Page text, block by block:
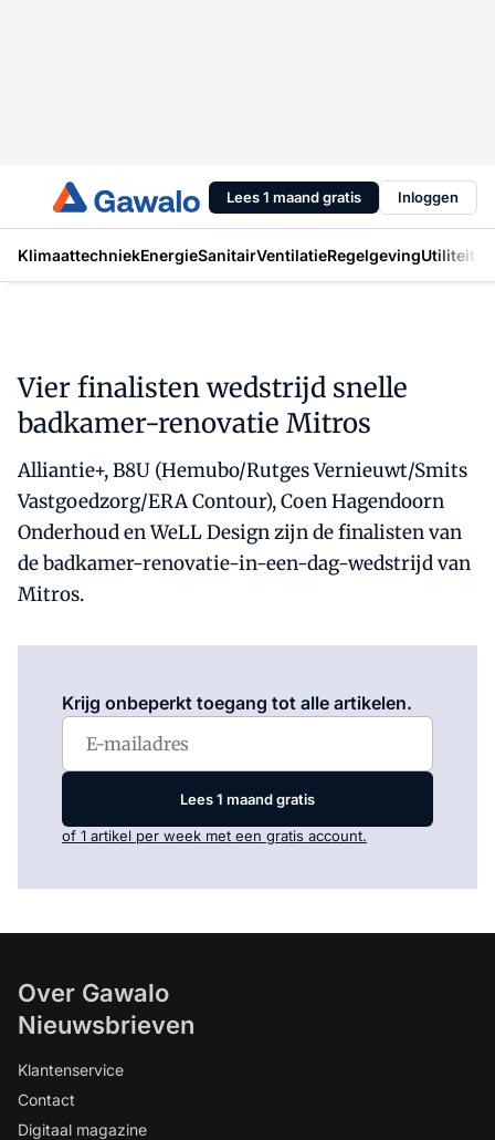
Lees 1 maand gratis Inloggen
KlimaattechniekEnergieSanitairVentilatieRegelgevingUtiliteit
Vier finalisten wedstrijd snelle
badkamer-renovatie Mitros
Alliantie+, B8U (Hemubo/Rutges Vernieuwt/Smits
Vastgoedzorg/ERA Contour), Coen Hagendoorn
Onderhoud en WeLL Design zijn de finalisten van
de badkamer-renovatie-in-een-dag-wedstrijd van
Mitros.
Krijg onbeperkt toegang tot alle artikelen.
Lees 1 maand gratis
of 1 artikel per week met een gratis account.
Over Gawalo
Nieuwsbrieven
Klantenservice
Contact
Digitaal magazine